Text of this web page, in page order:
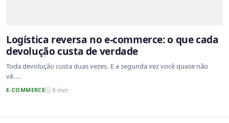
Logística reversa no e-commerce: o que cada
devolução custa de verdade
Toda devolução custa duas vezes. E a segunda vez você quase não
vê....
E-COMMERCE 9 min